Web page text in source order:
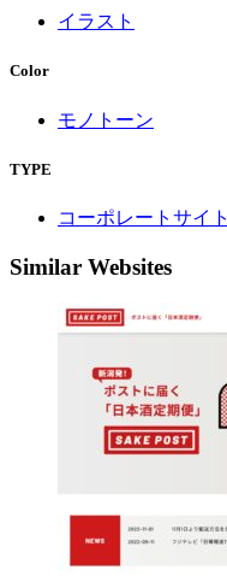
イラスト
Color
モノトーン
TYPE
コーポレートサイト
Similar Websites